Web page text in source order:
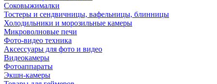
Соковыжималки
Тостеры и сендвичницы, вафельницы, блинницы
Холодильники и морозильные камеры
Микроволновые печи
Фото-видео техника
Аксессуары для фото и видео
Видеокамеры
Фотоаппараты
Экшн-камеры